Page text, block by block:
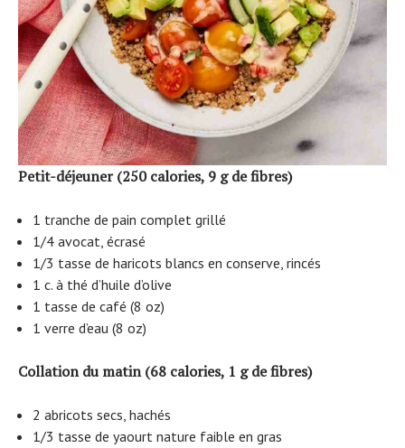
Petit-déjeuner (250 calories, 9 g de fibres)
1 tranche de pain complet grillé
1/4 avocat, écrasé
1/3 tasse de haricots blancs en conserve, rincés
1 c. à thé d’huile d’olive
1 tasse de café (8 oz)
1 verre d’eau (8 oz)
Collation du matin (68 calories, 1 g de fibres)
2 abricots secs, hachés
1/3 tasse de yaourt nature faible en gras